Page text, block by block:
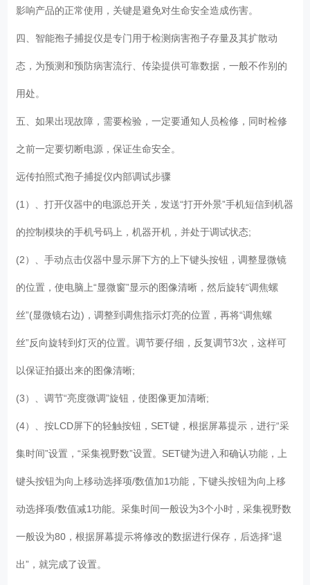
影响产品的正常使用，关键是避免对生命安全造成伤害。
四、智能孢子捕捉仪是专门用于检测病害孢子存量及其扩散动
态，为预测和预防病害流行、传染提供可靠数据，一般不作别的
用处。
五、如果出现故障，需要检验，一定要通知人员检修，同时检修
之前一定要切断电源，保证生命安全。
远传拍照式孢子捕捉仪内部调试步骤
(1）、打开仪器中的电源总开关，发送“打开外景”手机短信到机器
的控制模块的手机号码上，机器开机，并处于调试状态;
(2）、手动点击仪器中显示屏下方的上下键头按钮，调整显微镜
的位置，使电脑上“显微窗”显示的图像清晰，然后旋转“调焦螺
丝”(显微镜右边)，调整到调焦指示灯亮的位置，再将“调焦螺
丝”反向旋转到灯灭的位置。调节要仔细，反复调节3次，这样可
以保证拍摄出来的图像清晰;
(3）、调节“亮度微调”旋钮，使图像更加清晰;
(4）、按LCD屏下的轻触按钮，SET键，根据屏幕提示，进行“采
集时间”设置，“采集视野数”设置。SET键为进入和确认功能，上
键头按钮为向上移动选择项/数值加1功能，下键头按钮为向上移
动选择项/数值减1功能。采集时间一般设为3个小时，采集视野数
一般设为80，根据屏幕提示将修改的数据进行保存，后选择“退
出”，就完成了设置。